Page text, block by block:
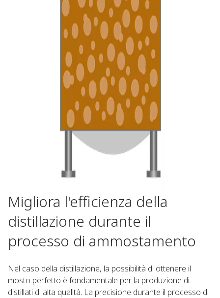
Migliora l'efficienza della
distillazione durante il
processo di ammostamento
Nel caso della distillazione, la possibilità di ottenere il
mosto perfetto è fondamentale per la produzione di
distillati di alta qualità. La precisione durante il processo di